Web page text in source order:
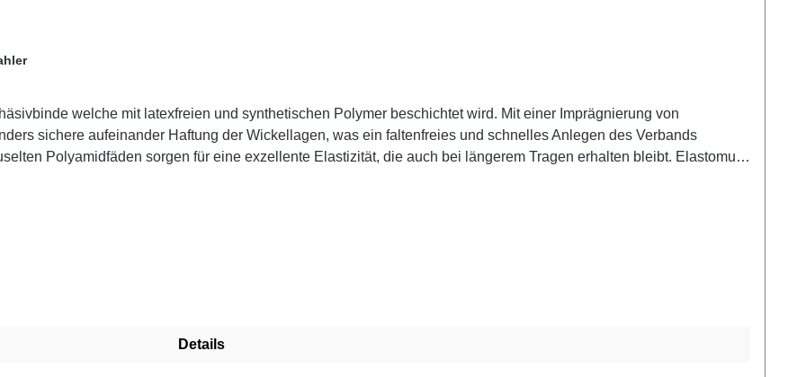
welche mit latexfreien und synthetischen Polymer beschichtet wird. Mit einer Imprägnierung von
sichere aufeinander Haftung der Wickellagen, was ein faltenfreies und schnelles Anlegen des Verbands
Polyamidfäden sorgen für eine exzellente Elastizität, die auch bei längerem Tragen erhalten bleibt. Elastomull
was ihm eine hohe Atmungsaktivität und Hautfreundlichkeit verleiht. Weitere Informationen des
Details